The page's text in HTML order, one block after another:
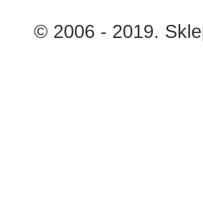
© 2006 - 2019.